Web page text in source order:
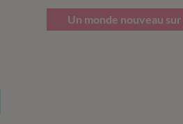
Un monde nouveau